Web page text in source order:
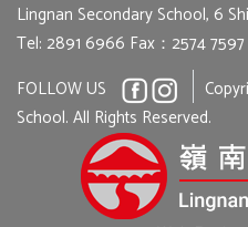
Lingnan Secondary School, 6
Tel: 2891 6966 Fax：2574 7597
FOLLOW US
School. All Rights Reserved.